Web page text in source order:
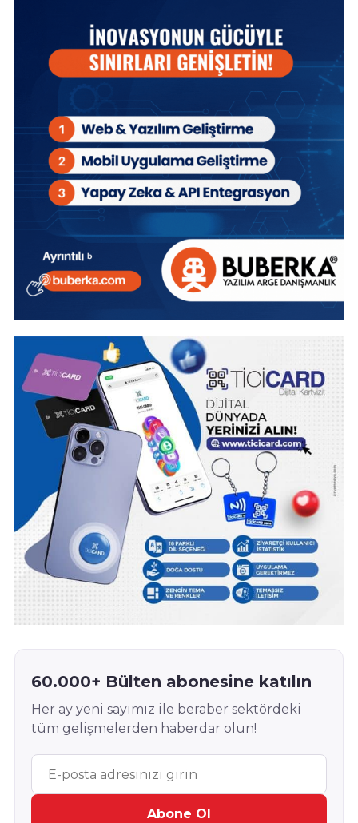
60.000+ Bülten abonesine katılın
Her ay yeni sayımız ile beraber sektördeki
tüm gelişmelerden haberdar olun!
Abone Ol